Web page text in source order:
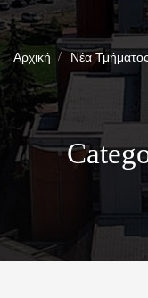
Αρχική Νέα Τμήματος